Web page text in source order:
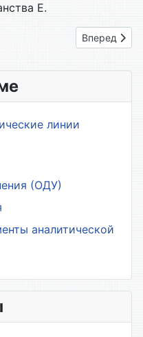
Е.
Следующий:
Вперед
линии
(ОДУ)
аналитической